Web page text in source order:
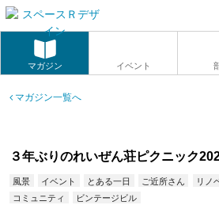
マガジン イベント
マガジン一覧へ
３年ぶりのれいぜん荘ピクニック
風景 イベント とある一日 ご近所さん リノ
コミュニティ
ビンテージビル